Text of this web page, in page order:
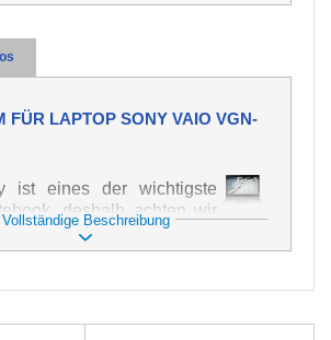
FÜR LAPTOP SONY VAIO VGN-
ist eines der wichtigste
deshalb achten wir
Qualität dieses Ersatzteils.
von Texten und
ist es wichtig, mit dem
Vollständige Beschreibung